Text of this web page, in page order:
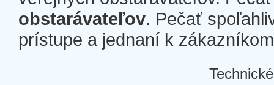
obstarávateľov. Pečať
prístupe a jednaní k